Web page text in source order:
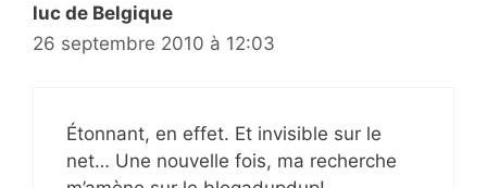
luc de Belgique
26 septembre 2010 à 12:03
Étonnant, en effet. Et invisible sur le
net… Une nouvelle fois, ma recherche